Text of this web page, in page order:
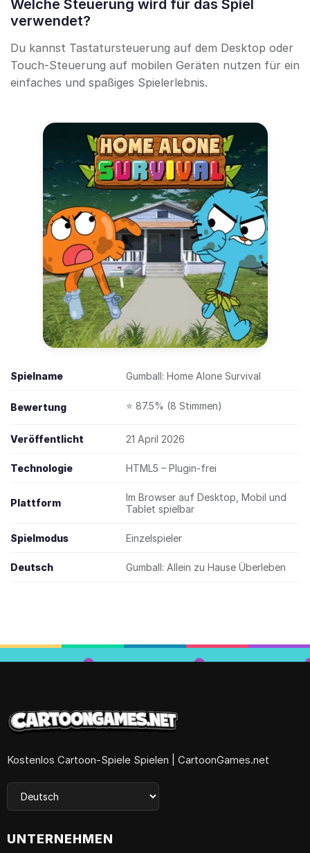
Welche Steuerung wird für das Spiel
verwendet?
Du kannst Tastatursteuerung auf dem Desktop oder
Touch-Steuerung auf mobilen Geräten nutzen für ein
einfaches und spaßiges Spielerlebnis.
Spielname Gumball: Home Alone Survival
Bewertung ⭐ 87.5% (8 Stimmen)
Veröffentlicht 21 April 2026
Technologie HTML5 – Plugin-frei
Plattform
Im Browser auf Desktop, Mobil und
Tablet spielbar
Spielmodus Einzelspieler
Deutsch Gumball: Allein zu Hause Überleben
Kostenlos Cartoon-Spiele Spielen | CartoonGames.net
UNTERNEHMEN